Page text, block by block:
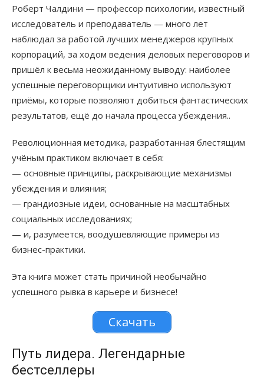
Роберт Чалдини — профессор психологии, известный
исследователь и преподаватель — много лет
наблюдал за работой лучших менеджеров крупных
корпораций, за ходом ведения деловых переговоров и
пришёл к весьма неожиданному выводу: наиболее
успешные переговорщики интуитивно используют
приёмы, которые позволяют добиться фантастических
результатов, ещё до начала процесса убеждения..
Революционная методика, разработанная блестящим
учёным практиком включает в себя:
— основные принципы, раскрывающие механизмы
убеждения и влияния;
— грандиозные идеи, основанные на масштабных
социальных исследованиях;
— и, разумеется, воодушевляющие примеры из
бизнес-практики.
Эта книга может стать причиной необычайно
успешного рывка в карьере и бизнесе!
Скачать
Путь лидера. Легендарные
бестселлеры